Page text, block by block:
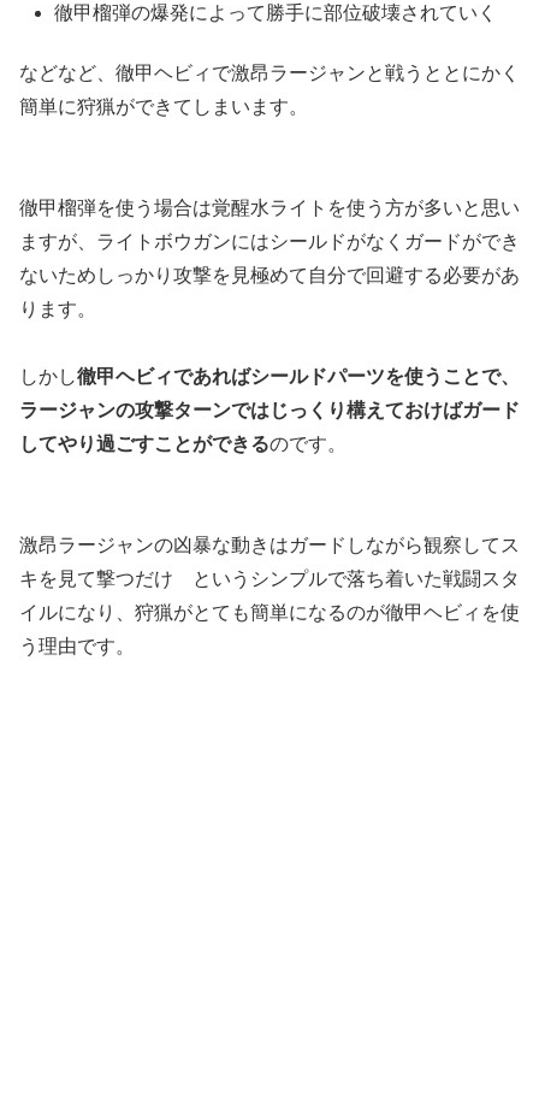
徹甲榴弾の爆発によって勝手に部位破壊されていく
などなど、徹甲ヘビィで激昂ラージャンと戦うととにかく
簡単に狩猟ができてしまいます。
徹甲榴弾を使う場合は覚醒水ライトを使う方が多いと思い
ますが、ライトボウガンにはシールドがなくガードができ
ないためしっかり攻撃を見極めて自分で回避する必要があ
ります。
しかし徹甲ヘビィであればシールドパーツを使うことで、
ラージャンの攻撃ターンではじっくり構えておけばガード
してやり過ごすことができるのです。
激昂ラージャンの凶暴な動きはガードしながら観察してス
キを見て撃つだけ というシンプルで落ち着いた戦闘スタ
イルになり、狩猟がとても簡単になるのが徹甲ヘビィを使
う理由です。